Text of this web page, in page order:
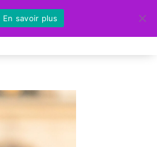
En savoir plus